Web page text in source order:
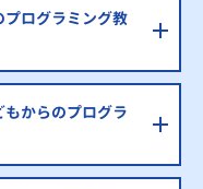
ログラミング教
からのプログラ